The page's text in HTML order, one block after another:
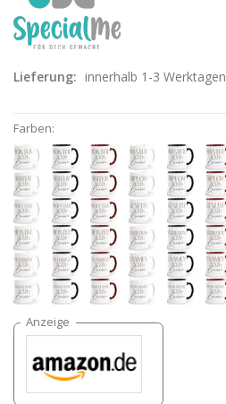
Lieferung: innerhalb 1-3 Werktagen
Farben: